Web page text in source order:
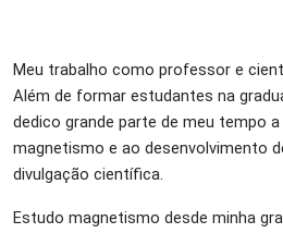
Meu trabalho como professor e
Além de formar estudantes na
dedico grande parte de meu tempo
magnetismo e ao desenvolvimento
divulgação científica.
Estudo magnetismo desde minha